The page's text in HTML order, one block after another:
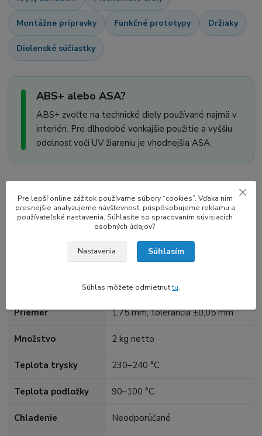
Montážne prípravky Funkčné prototypy Držiaky
Dielenské súčiastky
ABS+ alebo ASA?
ABS+ zvoľte na technické diely používané najmä v
interiéri. Pre dlhodobé vonkajšie použitie a vyššiu
odolnosť voči UV žiareniu je vhodnejšia ASA.
Technické údaje
Odporúčané hodnoty výrobcu sú východiskom; dolaďte ich
podľa tlačiarne, modelu a rýchlosti.
ABS+
Čierna / Black
Priemer 1,75 mm; tolerancia ±0,05 mm
Množstvo 2 kg netto
Teplota trysky 230–240 °C
Teplota podložky 90–100 °C
Chladenie Neodporúčané
Pre lepší online zážitok používame súbory “cookies”. Vďaka nim
presnejšie analyzujeme návštevnosť, prispôsobujeme reklamu a
používateľské nastavenia. Súhlasíte so spracovaním súvisiacich
osobných údajov?
Nastavenia Súhlasím
Súhlas môžete odmietnuťtu.